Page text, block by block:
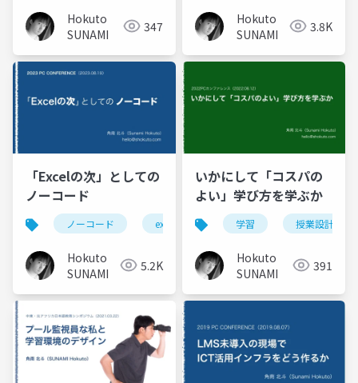
Hokuto
SUNAMI
347
Hokuto
SUNAMI
3.8K
「Excelの次」としての
ノーコード
ノーコード excel 情報教育 appsheet
Hokuto
SUNAMI
5.2K
いかにして「コスパの
よい」学び方を学ぶか
学習 授業設計
Hokuto
SUNAMI
391